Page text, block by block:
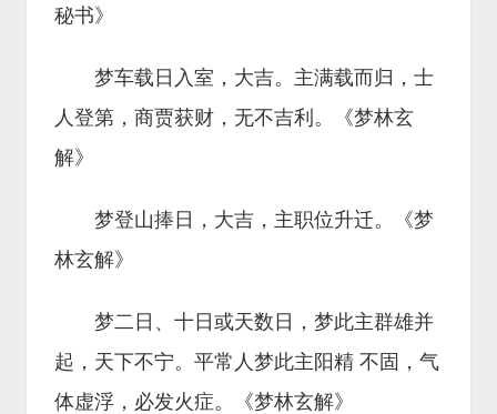
秘书》
梦车载日入室，大吉。主满载而归，士
人登第，商贾获财，无不吉利。《梦林玄
解》
梦登山捧日，大吉，主职位升迁。《梦
林玄解》
梦二日、十日或天数日，梦此主群雄并
起，天下不宁。平常人梦此主阳精 不固，气
体虚浮，必发火症。《梦林玄解》